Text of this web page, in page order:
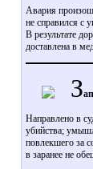
Авария
не справился с
В результате
доставлена в
З
Направлено в
убийства;
повлекшего за
в заранее не